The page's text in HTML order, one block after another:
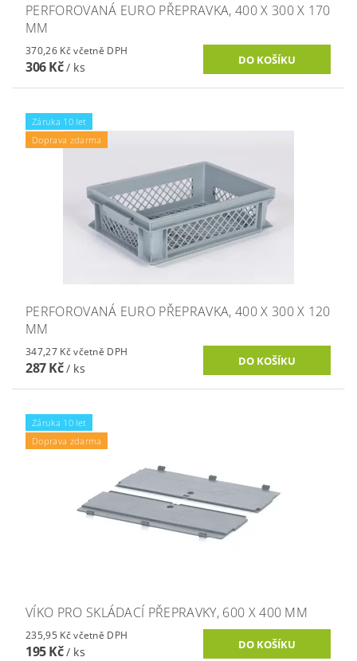
PERFOROVANÁ EURO PŘEPRAVKA, 400 X 300 X 170
MM
370,26 Kč včetně DPH
306 Kč/ ks
Záruka 10 let
Doprava zdarma
PERFOROVANÁ EURO PŘEPRAVKA, 400 X 300 X 120
MM
347,27 Kč včetně DPH
287 Kč/ ks
Záruka 10 let
Doprava zdarma
VÍKO PRO SKLÁDACÍ PŘEPRAVKY, 600 X 400 MM
235,95 Kč včetně DPH
195 Kč/ ks